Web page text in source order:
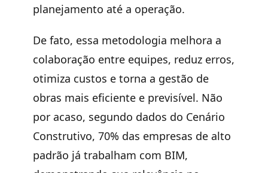
planejamento até a operação.
De fato, essa metodologia melhora a
colaboração entre equipes, reduz erros,
otimiza custos e torna a gestão de
obras mais eficiente e previsível. Não
por acaso, segundo dados do Cenário
Construtivo, 70% das empresas de alto
padrão já trabalham com BIM,